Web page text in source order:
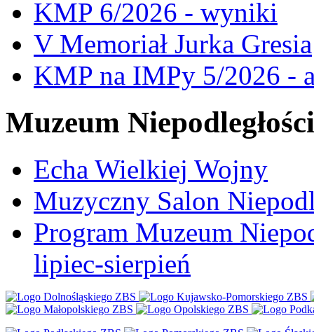
KMP 6/2026 - wyniki
V Memoriał Jurka Gresia
KMP na IMPy 5/2026 -
Muzeum Niepodległości
Echa Wielkiej Wojny
Muzyczny Salon
Program Muzeum
lipiec-sierpień